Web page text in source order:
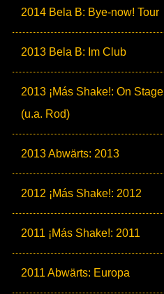
2014 Bela B: Bye-now! Tour
2013 Bela B: Im Club
2013 ¡Más Shake!: On Stage
(u.a. Rod)
2013 Abwärts: 2013
2012 ¡Más Shake!: 2012
2011 ¡Más Shake!: 2011
2011 Abwärts: Europa